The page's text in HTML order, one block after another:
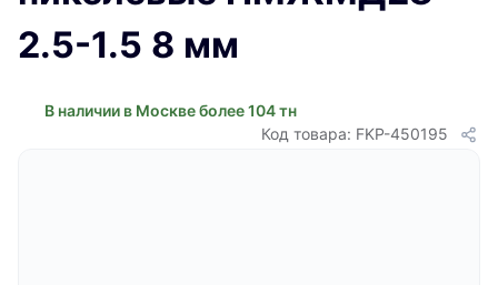
2.5-1.5 8 мм
В наличии в Москве более 104 тн
Код товара: FKP-450195